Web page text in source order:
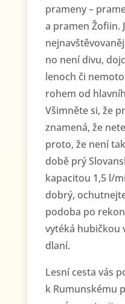
prameny –
a pramen Žofiin.
no není divu,
lenoch či
rohem od
Všimněte si, že
znamená, že
proto, že není
době prý
kapacitou 1,5 l/
dobrý,
podoba po
vytéká hubičkou
dlaní.
Lesní cesta vás
k Rumunskému